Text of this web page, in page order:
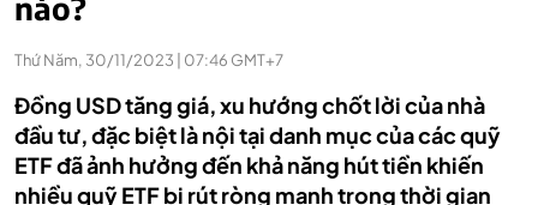
Thứ Năm, 30/11/2023 | 07:46 GMT+7
Đồng USD tăng giá, xu hướng chốt lời của nhà
đầu tư, đặc biệt là nội tại danh mục của các quỹ
ETF đã ảnh hưởng đến khả năng hút tiền khiến
nhiều quỹ ETF bị rút ròng mạnh trong thời gian